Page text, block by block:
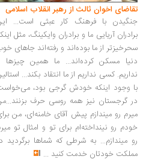
تقاضای اخوان ثالث از رهبر انقلاب اسلامی
جنگیدن با فرهنگ کار عبثی است...
برادران آریایی ما و برادران وایکینگ، مثل
سحرخیزتر از ما بوده‌اند و رفته‌اند جاهای
دنیا مسکن کرده‌اند... ما همین چیزها
نداریم. کسی نداریم از ما انتقاد بکند...
با وجود اینکه خودش گرجی بود،
در گرجستان نیز همه روسی حرف
میرم رو میندازم پیش آقای خامنه‌ای، من
خودم رو نینداخته‌ام برای تو و امثال تو
رو میندازم... به شرطی که شماها برگردید
مملکت خودتان خدمت کنید ...